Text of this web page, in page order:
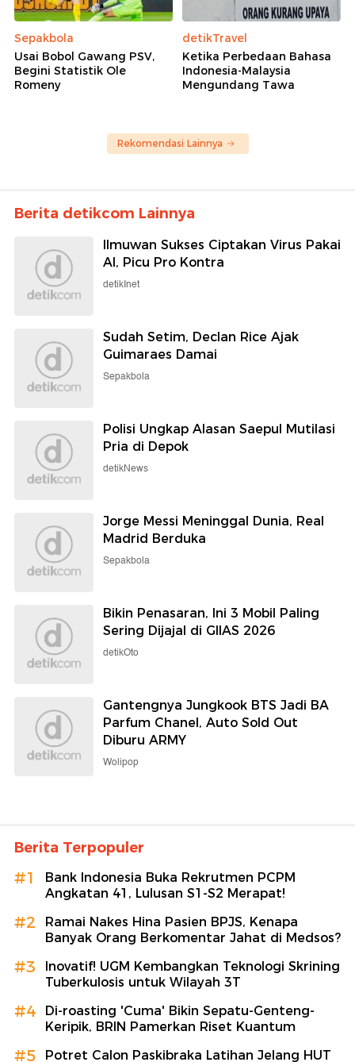
Sepakbola
Usai Bobol Gawang PSV,
Begini Statistik Ole
Romeny
detikTravel
Ketika Perbedaan Bahasa
Indonesia-Malaysia
Mengundang Tawa
Rekomendasi Lainnya
Berita detikcom Lainnya
Ilmuwan Sukses Ciptakan Virus Pakai
AI, Picu Pro Kontra
detikInet
Sudah Setim, Declan Rice Ajak
Guimaraes Damai
Sepakbola
Polisi Ungkap Alasan Saepul Mutilasi
Pria di Depok
detikNews
Jorge Messi Meninggal Dunia, Real
Madrid Berduka
Sepakbola
Bikin Penasaran, Ini 3 Mobil Paling
Sering Dijajal di GIIAS 2026
detikOto
Gantengnya Jungkook BTS Jadi BA
Parfum Chanel, Auto Sold Out
Diburu ARMY
Wolipop
Berita Terpopuler
#1
Bank Indonesia Buka Rekrutmen PCPM
Angkatan 41, Lulusan S1-S2 Merapat!
#2
Ramai Nakes Hina Pasien BPJS, Kenapa
Banyak Orang Berkomentar Jahat di Medsos?
#3
Inovatif! UGM Kembangkan Teknologi Skrining
Tuberkulosis untuk Wilayah 3T
#4
Di-roasting 'Cuma' Bikin Sepatu-Genteng-
Keripik, BRIN Pamerkan Riset Kuantum
#5
Potret Calon Paskibraka Latihan Jelang HUT